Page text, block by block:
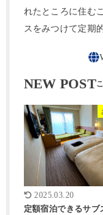
れたところに住む
スをみつけて定期
NEW POST
2025.03.20
定額宿泊できるサブ